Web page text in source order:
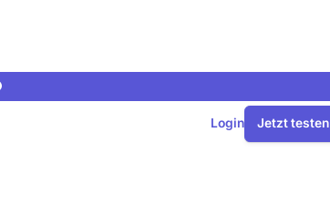
Login Jetzt testen